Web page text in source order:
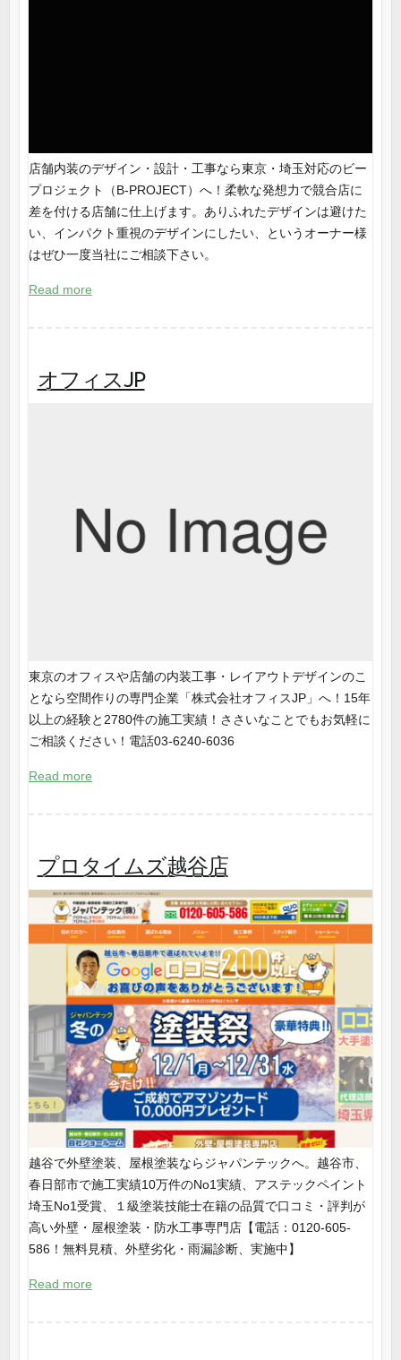
店舗内装のデザイン・設計・工事なら東京・埼玉対応のビー
プロジェクト（B-PROJECT）へ！柔軟な発想力で競合店に
差を付ける店舗に仕上げます。ありふれたデザインは避けた
い、インパクト重視のデザインにしたい、というオーナー様
はぜひ一度当社にご相談下さい。
Read more
オフィスJP
東京のオフィスや店舗の内装工事・レイアウトデザインのこ
となら空間作りの専門企業「株式会社オフィスJP」へ！15年
以上の経験と2780件の施工実績！ささいなことでもお気軽に
ご相談ください！電話03-6240-6036
Read more
プロタイムズ越谷店
越谷で外壁塗装、屋根塗装ならジャパンテックへ。越谷市、
春日部市で施工実績10万件のNo1実績、アステックペイント
埼玉No1受賞、１級塗装技能士在籍の品質で口コミ・評判が
高い外壁・屋根塗装・防水工事専門店【電話：0120-605-
586！無料見積、外壁劣化・雨漏診断、実施中】
Read more